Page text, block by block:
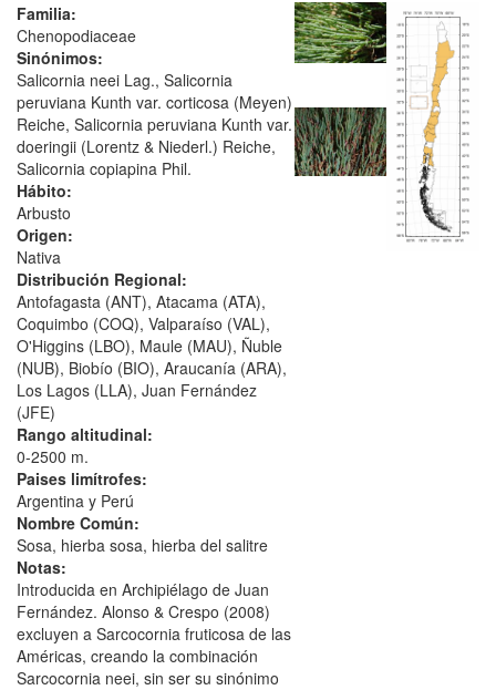
Familia:
Chenopodiaceae
Sinónimos:
Salicornia neei Lag., Salicornia
peruviana Kunth var. corticosa (Meyen)
Reiche, Salicornia peruviana Kunth var.
doeringii (Lorentz & Niederl.) Reiche,
Salicornia copiapina Phil.
Hábito:
Arbusto
Origen:
Nativa
Distribución Regional:
Antofagasta (ANT), Atacama (ATA),
Coquimbo (COQ), Valparaíso (VAL),
O'Higgins (LBO), Maule (MAU), Ñuble
(NUB), Biobío (BIO), Araucanía (ARA),
Los Lagos (LLA), Juan Fernández
(JFE)
Rango altitudinal:
0-2500 m.
Paises limítrofes:
Argentina y Perú
Nombre Común:
Sosa, hierba sosa, hierba del salitre
Notas:
Introducida en Archipiélago de Juan
Fernández. Alonso & Crespo (2008)
excluyen a Sarcocornia fruticosa de las
Américas, creando la combinación
Sarcocornia neei, sin ser su sinónimo